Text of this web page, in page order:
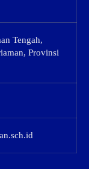
Tengah,
Provinsi